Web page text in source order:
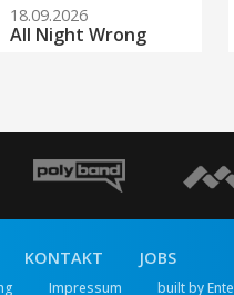
18.09.2026
All Night Wrong
KONTAKT JOBS
Impressum built by